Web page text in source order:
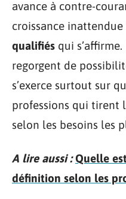
avance à contre-
croissance
qualifiés qui s’affirme.
regorgent de
s’exerce surtout sur
professions qui tirent
selon les besoins les
A lire aussi : Quelle
définition selon les